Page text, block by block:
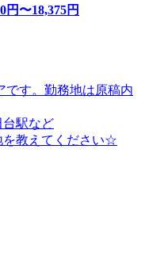
円〜18,375円
です。勤務地は原稿内
台駅など
教えてください☆